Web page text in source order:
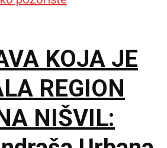
KOJA JE
REGION
NIŠVIL: